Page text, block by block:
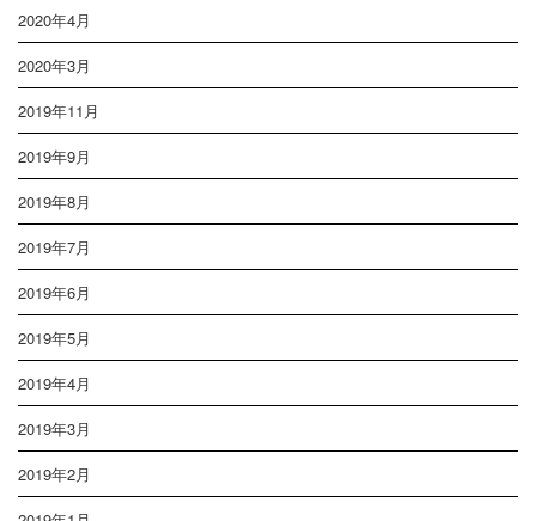
2020年4月
2020年3月
2019年11月
2019年9月
2019年8月
2019年7月
2019年6月
2019年5月
2019年4月
2019年3月
2019年2月